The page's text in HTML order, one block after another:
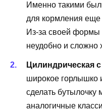
Именно такими
для кормления еще
Из-за своей формы
неудобно и
Цилиндрическая
широкое горлышко
сделать бутылочку
аналогичные